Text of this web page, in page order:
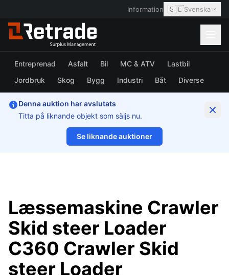
Information 🇸🇪Svenska
Entreprenad Asfalt Bil MC & ATV
Lastbil
Jordbruk
Skog Bygg Industri Båt Diverse
Denna auktion har avslutats
Titta på liknande objekt som säljs nu.
Se liknande auktioner
1/22
Læssemaskine Crawler
Skid steer Loader
C360 Crawler Skid
steer Loader